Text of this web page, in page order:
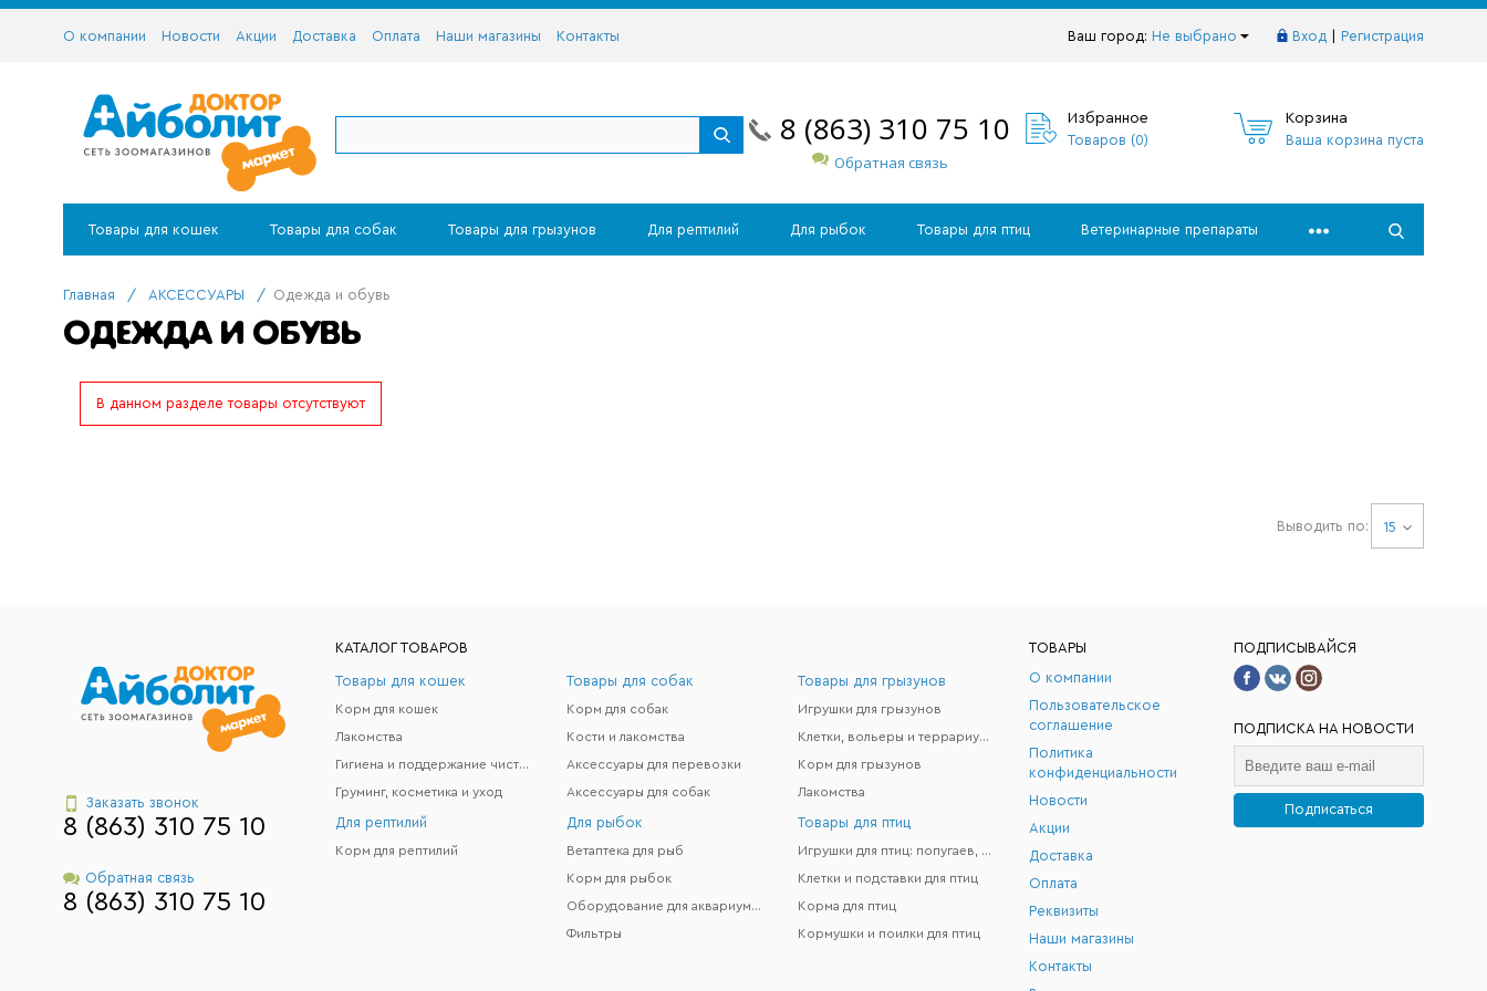
Ваш город: Не выбрано Вход Регистрация
О компании Новости Акции Доставка Оплата Наши магазины Контакты
8 (863) 310 75 10
Обратная связь
Избранное
Товаров (0)
Корзина
Ваша корзина пуста
Товары для кошек Товары для собак Товары для грызунов Для рептилий Для рыбок Товары для птиц Ветеринарные препараты
Главная / АКСЕССУАРЫ / Одежда и обувь
ОДЕЖДА И ОБУВЬ
В данном разделе товары отсутствуют
Выводить по: 15
Заказать звонок
8 (863) 310 75 10
Обратная связь
8 (863) 310 75 10
КАТАЛОГ ТОВАРОВ
Товары для кошек
Корм для кошек
Лакомства
Гигиена и поддержание чистоты
Груминг, косметика и уход
Товары для собак
Корм для собак
Кости и лакомства
Аксессуары для перевозки
Аксессуары для собак
Товары для грызунов
Игрушки для грызунов
Клетки, вольеры и террариумы
Корм для грызунов
Лакомства
Для рептилий
Корм для рептилий
Для рыбок
Ветаптека для рыб
Корм для рыбок
Оборудование для аквариумов
Фильтры
Товары для птиц
Игрушки для птиц: попугаев, канареек и др.
Клетки и подставки для птиц
Корма для птиц
Кормушки и поилки для птиц
ТОВАРЫ
О компании
Пользовательское
соглашение
Политика
конфиденциальности
Новости
Акции
Доставка
Оплата
Реквизиты
Наши магазины
Контакты
ПОДПИСЫВАЙСЯ
ПОДПИСКА НА НОВОСТИ
Подписаться